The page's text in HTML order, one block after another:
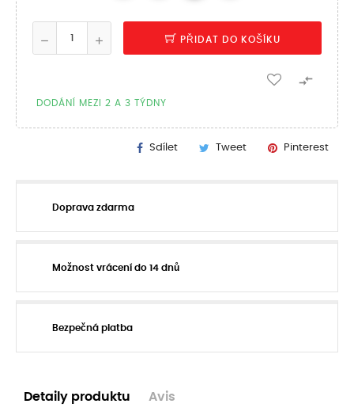
PŘIDAT DO KOŠÍKU

DODÁNÍ MEZI 2 A 3 TÝDNY
Sdílet Tweet Pinterest
Doprava zdarma
Možnost vrácení do 14 dnů
Bezpečná platba
Detaily produktu Avis